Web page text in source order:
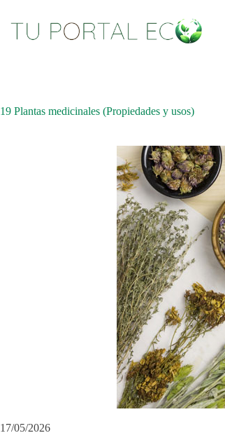
19 Plantas medicinales (Propiedades y usos)
17/05/2026